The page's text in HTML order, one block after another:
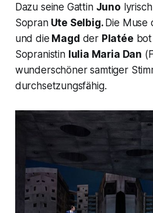
Dazu seine Gattin Juno
SopranUte Selbig. Die Muse
und die Magd der Platée
Sopranistin Iulia Maria Dan
wunderschöner samtiger
durchsetzungsfähig.